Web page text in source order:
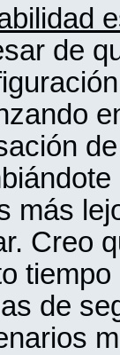
de
más
Creo
de